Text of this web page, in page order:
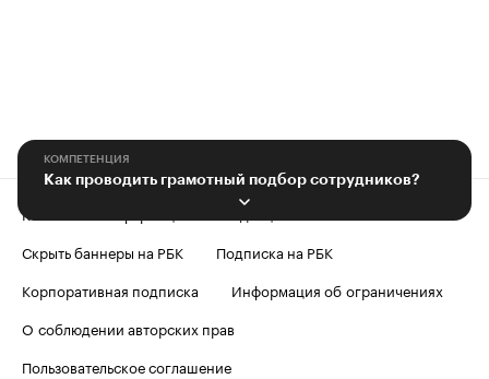
КОМПЕТЕНЦИЯ
Как проводить грамотный подбор сотрудников?
Контактная информация
Редакция
Скрыть баннеры на РБК
Подписка на РБК
Корпоративная подписка
Информация об ограничениях
О соблюдении авторских прав
Пользовательское соглашение